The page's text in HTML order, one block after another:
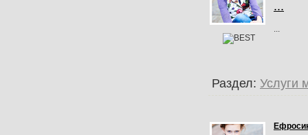
...
...
Раздел: Услуги